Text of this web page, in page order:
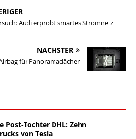
Audi erprobt smartes Stromnetz
NÄCHSTER
für Panoramadächer
Post-Tochter DHL: Zehn
von Tesla